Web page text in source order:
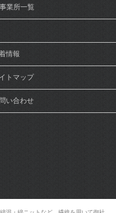
事業所一覧
情報
トマップ
い合わせ